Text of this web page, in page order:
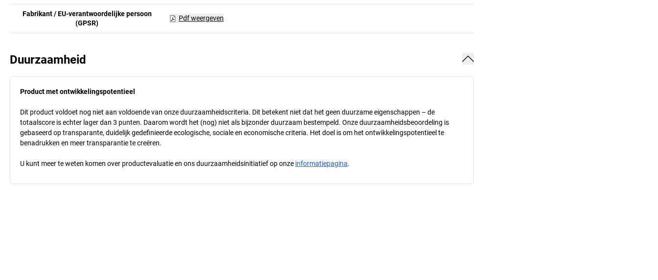
Fabrikant / EU-verantwoordelijke persoon
(GPSR)
Pdf weergeven
Duurzaamheid
Product met ontwikkelingspotentieel
Dit product voldoet nog niet aan voldoende van onze duurzaamheidscriteria. Dit betekent niet dat het geen duurzame eigenschappen – de
totaalscore is echter lager dan 3 punten. Daarom wordt het (nog) niet als bijzonder duurzaam bestempeld. Onze duurzaamheidsbeoordeling is
gebaseerd op transparante, duidelijk gedefinieerde ecologische, sociale en economische criteria. Het doel is om het ontwikkelingspotentieel te
benadrukken en meer transparantie te creëren.
U kunt meer te weten komen over productevaluatie en ons duurzaamheidsinitiatief op onze informatiepagina.